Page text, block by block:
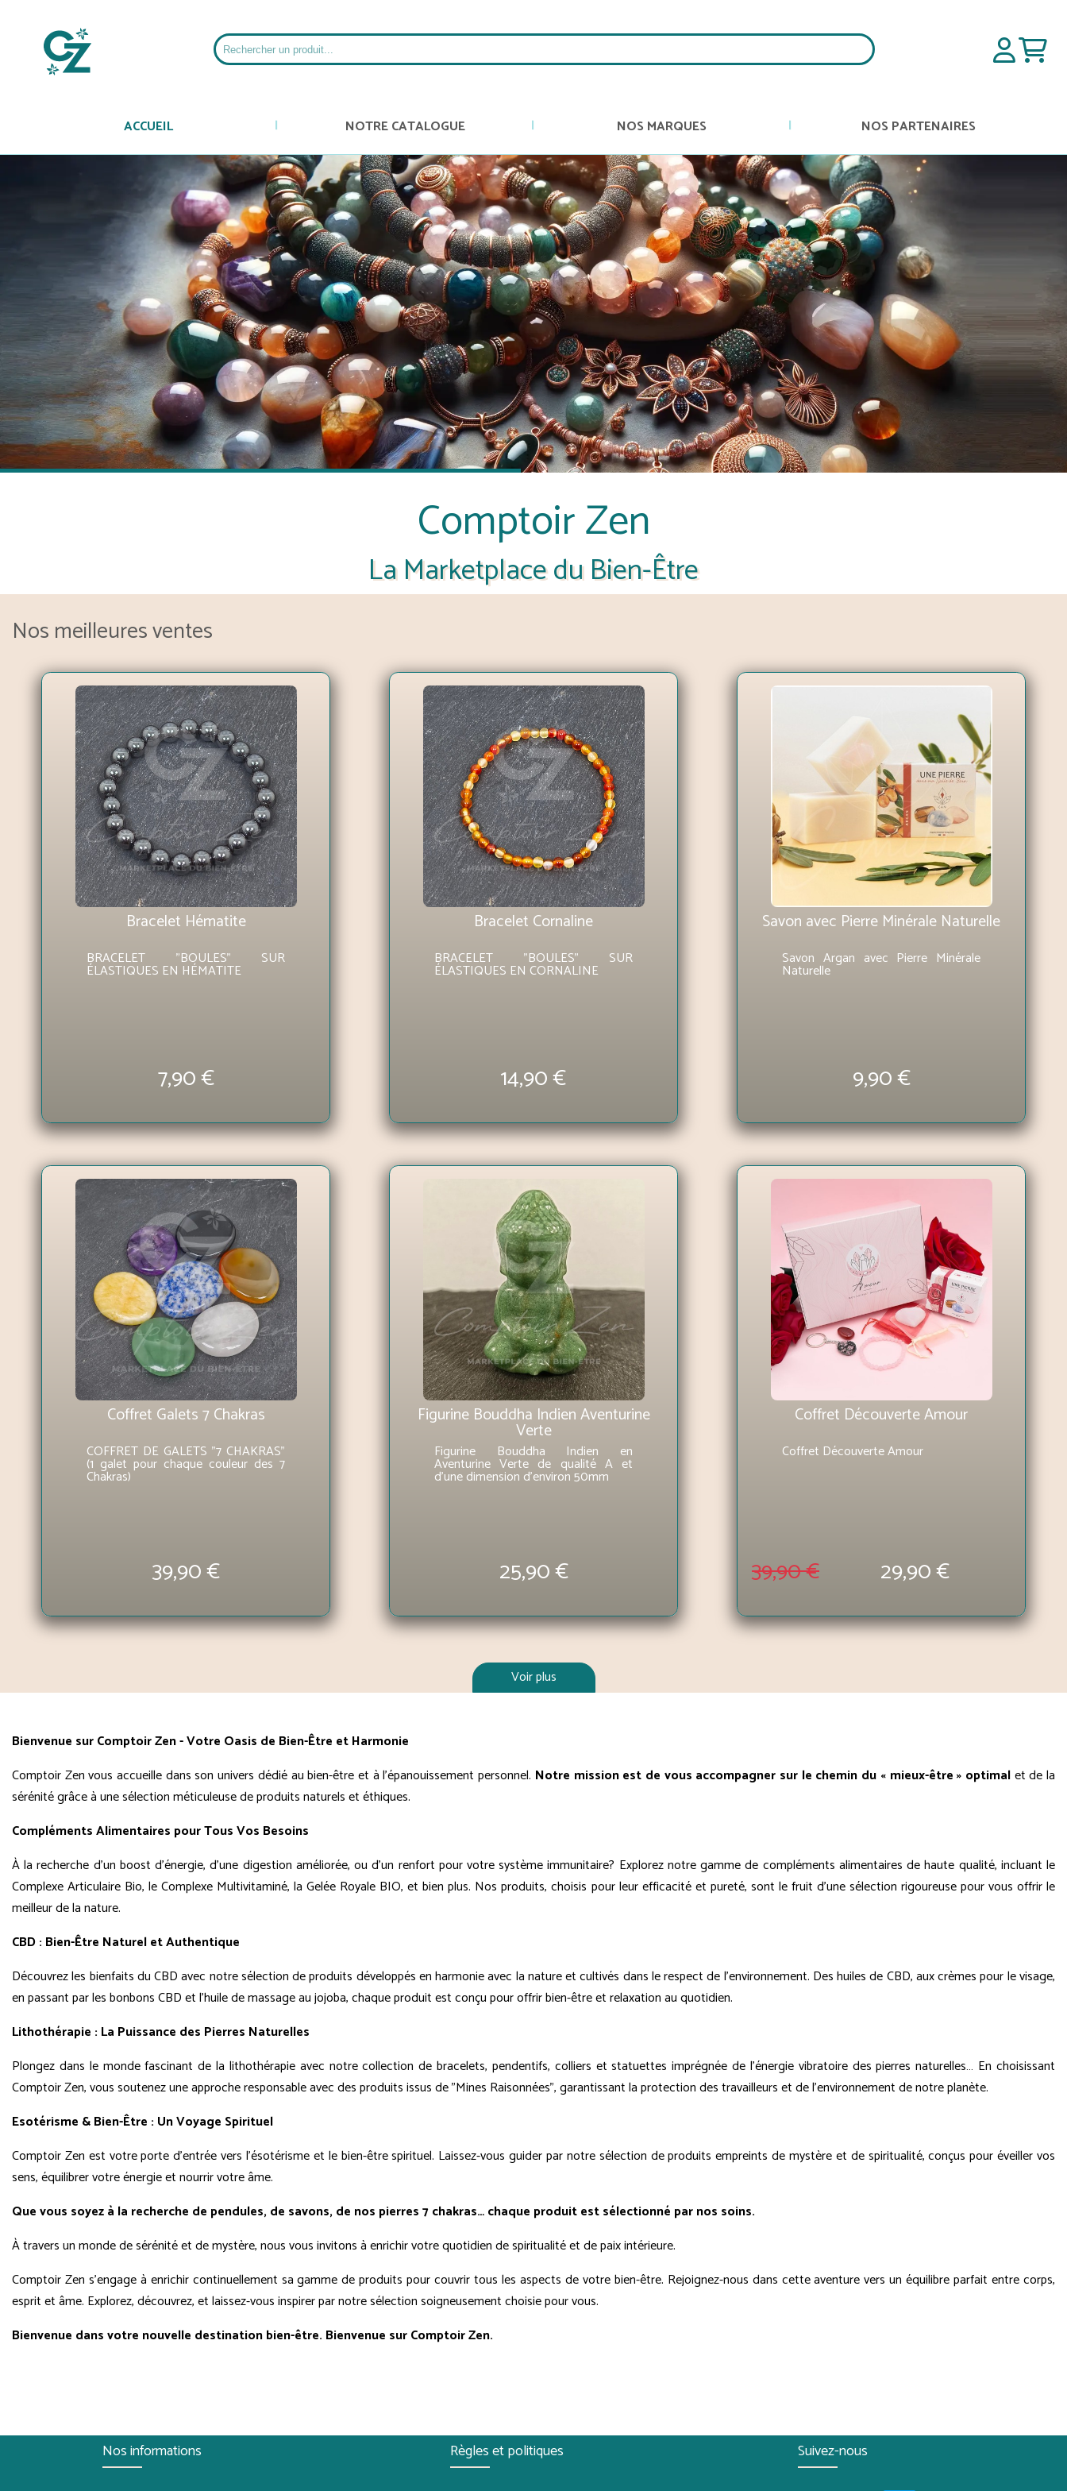
ACCUEIL NOTRE CATALOGUE NOS MARQUES NOS PARTENAIRES
Comptoir Zen
La Marketplace du Bien-Être
Nos meilleures ventes
Bracelet Hématite
BRACELET "BOULES" SUR
ÉLASTIQUES EN HÉMATITE
7,90 €
Bracelet Cornaline
BRACELET "BOULES" SUR
ÉLASTIQUES EN CORNALINE
14,90 €
Savon avec Pierre Minérale Naturelle
Savon Argan avec Pierre Minérale
Naturelle
9,90 €
Coffret Galets 7 Chakras
COFFRET DE GALETS "7 CHAKRAS"
(1 galet pour chaque couleur des 7
Chakras)
39,90 €
Figurine Bouddha Indien Aventurine
Verte
Figurine Bouddha Indien en
Aventurine Verte de qualité A et
d'une dimension d'environ 50mm
25,90 €
Coffret Découverte Amour
Coffret Découverte Amour
39,90 € 29,90 €
Voir plus
Bienvenue sur Comptoir Zen - Votre Oasis de Bien-Être et Harmonie
Comptoir Zen vous accueille dans son univers dédié au bien-être et à l'épanouissement personnel. Notre mission est de vous accompagner sur le chemin du « mieux-être » optimalet de la
sérénité grâce à une sélection méticuleuse de produits naturels et éthiques.
Compléments Alimentaires pour Tous Vos Besoins
À la recherche d'un boost d'énergie, d'une digestion améliorée, ou d'un renfort pour votre système immunitaire? Explorez notre gamme de compléments alimentaires de haute qualité, incluant le
Complexe Articulaire Bio, le Complexe Multivitaminé, la Gelée Royale BIO, et bien plus. Nos produits, choisis pour leur efficacité et pureté, sont le fruit d'une sélection rigoureuse pour vous offrir le
meilleur de la nature.
CBD : Bien-Être Naturel et Authentique
Découvrez les bienfaits du CBD avec notre sélection de produits développés en harmonie avec la nature et cultivés dans le respect de l'environnement. Des huiles de CBD, aux crèmes pour le visage,
en passant par les bonbons CBD et l'huile de massage au jojoba, chaque produit est conçu pour offrir bien-être et relaxation au quotidien.
Lithothérapie : La Puissance des Pierres Naturelles
Plongez dans le monde fascinant de la lithothérapie avec notre collection de bracelets, pendentifs, colliers et statuettes imprégnée de l'énergie vibratoire des pierres naturelles… En choisissant
Comptoir Zen, vous soutenez une approche responsable avec des produits issus de "Mines Raisonnées", garantissant la protection des travailleurs et de l'environnement de notre planète.
Esotérisme & Bien-Être : Un Voyage Spirituel
Comptoir Zen est votre porte d'entrée vers l'ésotérisme et le bien-être spirituel. Laissez-vous guider par notre sélection de produits empreints de mystère et de spiritualité, conçus pour éveiller vos
sens, équilibrer votre énergie et nourrir votre âme.
Que vous soyez à la recherche de pendules, de savons, de nos pierres 7 chakras… chaque produit est sélectionné par nos soins.
À travers un monde de sérénité et de mystère, nous vous invitons à enrichir votre quotidien de spiritualité et de paix intérieure.
Comptoir Zen s'engage à enrichir continuellement sa gamme de produits pour couvrir tous les aspects de votre bien-être. Rejoignez-nous dans cette aventure vers un équilibre parfait entre corps,
esprit et âme. Explorez, découvrez, et laissez-vous inspirer par notre sélection soigneusement choisie pour vous.
Bienvenue dans votre nouvelle destination bien-être. Bienvenue sur Comptoir Zen.
Nos informations Règles et politiques Suivez-nous